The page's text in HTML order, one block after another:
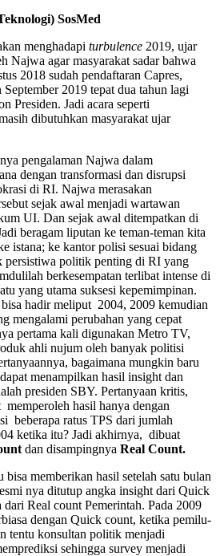
SosMed
menghadapi turbulence 2019, ujar
Najwa agar masyarakat sadar bahwa
2018 sudah pendaftaran Capres,
2019 tepat dua tahun lagi
Presiden. Jadi acara seperti
dibutuhkan masyarakat ujar
pengalaman Najwa dalam
dengan transformasi dan disrupsi
di RI. Najwa merasakan
sejak awal menjadi wartawan
UI. Dan sejak awal ditempatkan di
beragam liputan ke teman-teman kita
istana; ke kantor polisi sesuai bidang
persistiwa politik penting di RI yang
berkesempatan terlibat intense di
yang utama suksesi kepemimpinan.
hadir meliput 2004, 2009 kemudian
mengalami perubahan yang cepat
pertama kali digunakan Metro TV,
ahli nujum oleh banyak politisi
bagaimana mungkin baru
menampilkan hasil insight dan
presiden SBY. Pertanyaan kritis,
hasil hanya dengan
beberapa ratus TPS dari jumlah
ketika itu? Jadi akhirnya, dibuat
dan disampingnya Real Count.
memberikan hasil setelah satu bulan
nya ditutup angka insight dari Quick
dari Real count Pemerintah. Pada 2009
dengan Quick count, ketika pemilu-
tentu konsultan politik menjadi
sehingga survey menjadi